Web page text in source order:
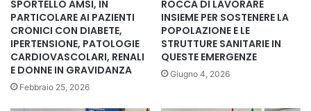
si trova ad affrontare un sistema sotto pressione costante:
carenza di personale, aggressioni in aumento, fuga di
competenze, blocchi formativi e invecchiamento
demografico.
Con oltre il 24,5% della popolazione sopra i 65 anni e un
SPORTELLO AMSI, IN
PARTICOLARE AI PAZIENTI
CRONICI CON DIABETE,
IPERTENSIONE, PATOLOGIE
CARDIOVASCOLARI, RENALI
E DONNE IN GRAVIDANZA
Febbraio 25, 2026
ROCCA DI LAVORARE
INSIEME PER SOSTENERE LA
POPOLAZIONE E LE
STRUTTURE SANITARIE IN
QUESTE EMERGENZE
Giugno 4, 2026